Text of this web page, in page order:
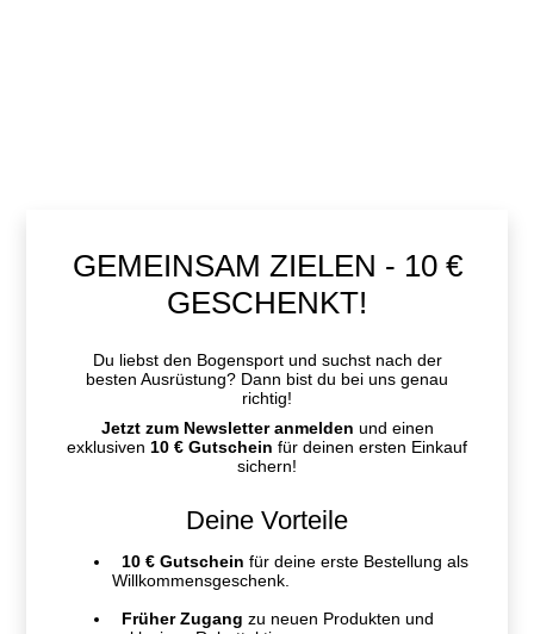
GEMEINSAM ZIELEN - 10 €
GESCHENKT!
Du liebst den Bogensport und suchst nach der
besten Ausrüstung? Dann bist du bei uns genau
richtig!
Jetzt zum Newsletter anmelden und einen
exklusiven 10 € Gutschein für deinen ersten Einkauf
sichern!
Deine Vorteile
10 € Gutschein für deine erste Bestellung als
Willkommensgeschenk.
Früher Zugang zu neuen Produkten und